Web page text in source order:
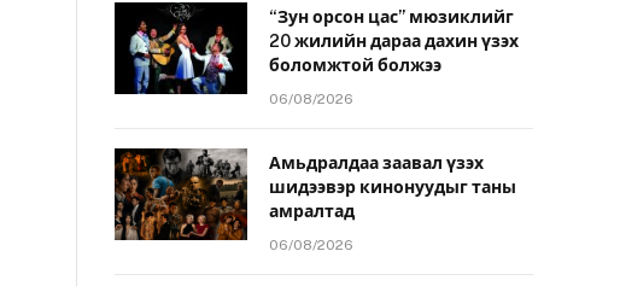
“Зун орсон цас” мюзиклийг
20 жилийн дараа дахин үзэх
боломжтой болжээ
06/08/2026
Амьдралдаа заавал үзэх
шидээвэр кинонуудыг таны
амралтад
06/08/2026